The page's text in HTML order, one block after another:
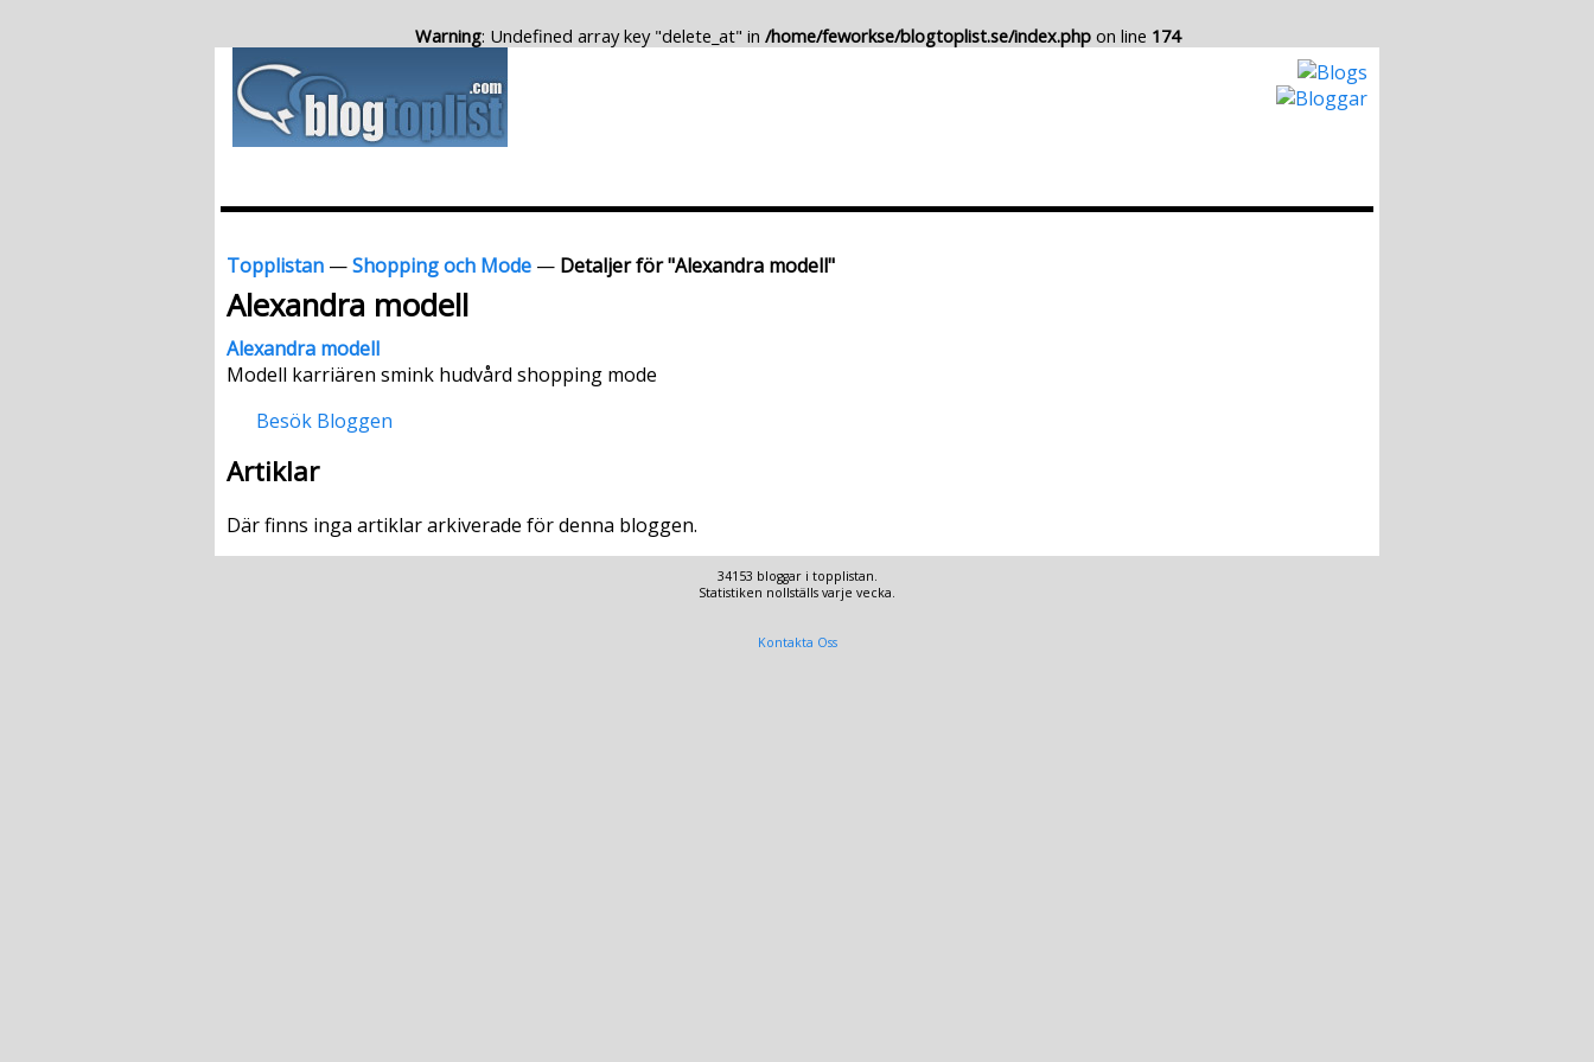
Warning: Undefined array key "delete_at" in /home/feworkse/blogtoplist.se/index.phpon line 174
Topplistan —Shopping och Mode — Detaljer för "Alexandra modell"
Alexandra modell
Alexandra modell
Modell karriären smink hudvård shopping mode
Besök Bloggen
Artiklar
Där finns inga artiklar arkiverade för denna bloggen.
34153 bloggar i topplistan.
Statistiken nollställs varje vecka.
Kontakta Oss